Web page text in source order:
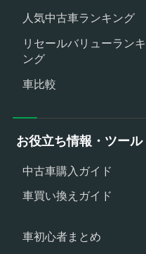
人気中古車ランキング
リセールバリューランキ
ング
車比較
お役立ち情報・ツール
中古車購入ガイド
車買い換えガイド
車初心者まとめ